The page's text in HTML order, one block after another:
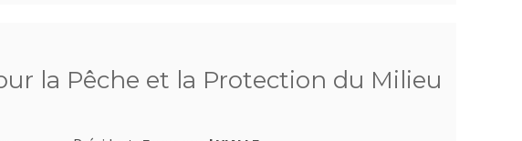
la Pêche et la Protection du Milieu